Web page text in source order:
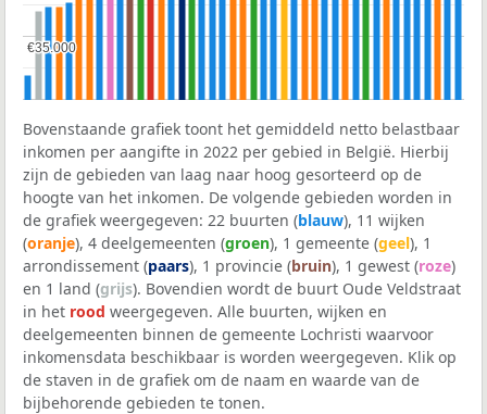
€35.000
€35.000
Bovenstaande grafiek toont het gemiddeld netto belastbaar
inkomen per aangifte in 2022 per gebied in België. Hierbij
zijn de gebieden van laag naar hoog gesorteerd op de
hoogte van het inkomen. De volgende gebieden worden in
de grafiek weergegeven: 22 buurten (blauw), 11 wijken
(oranje), 4 deelgemeenten (groen), 1 gemeente (geel), 1
arrondissement (paars), 1 provincie (bruin), 1 gewest (roze)
en 1 land (grijs). Bovendien wordt de buurt Oude Veldstraat
in het rood weergegeven. Alle buurten, wijken en
deelgemeenten binnen de gemeente Lochristi waarvoor
inkomensdata beschikbaar is worden weergegeven. Klik op
de staven in de grafiek om de naam en waarde van de
bijbehorende gebieden te tonen.